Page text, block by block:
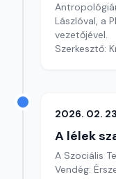
Lászlóval, a
vezetőjével.
Szerkesztő:
2026. 02.
A lélek
A Szociális
Vendég: